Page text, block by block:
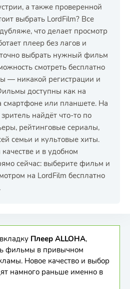
а также проверенной
выбрать LordFilm? Все
что делает просмотр
плеер без лагов и
выбрать нужный фильм
смотреть бесплатно
— никакой регистрации и
доступны как на
смартфоне или планшете. На
найдёт что-то по
рейтинговые сериалы,
семьи и культовые хиты.
и в удобном
сейчас: выберите фильм и
на LordFilm бесплатно
Плеер ALLOHA,
фильмы в привычном
Новое качество и выбор
намного раньше именно в